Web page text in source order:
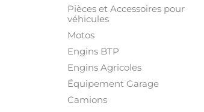
Pièces et Accessoires pour
véhicules
Motos
Engins BTP
Engins Agricoles
Équipement Garage
Camions